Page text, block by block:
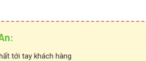
tới tay khách hàng